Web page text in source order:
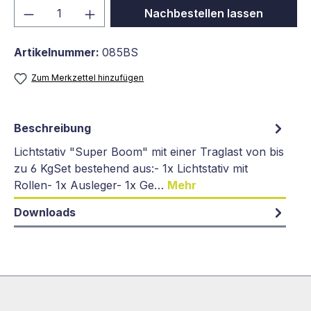
Produkt Anzahl: Gib denNachbestellen lassen
Artikelnummer: 085BS
Zum Merkzettel hinzufügen
Beschreibung
Lichtstativ "Super Boom" mit einer Traglast von bis
zu 6 KgSet bestehend aus:- 1x Lichtstativ mit
Rollen- 1x Ausleger- 1x Ge… Mehr
Downloads